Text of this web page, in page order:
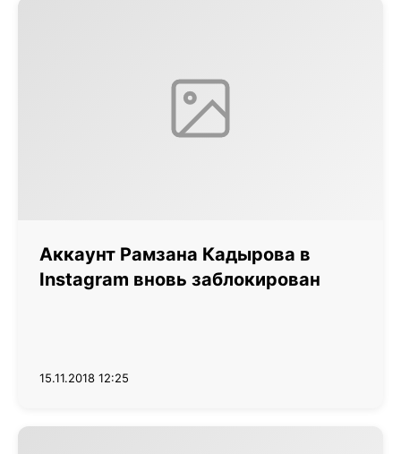
Аккаунт Рамзана Кадырова в
Instagram вновь заблокирован
15.11.2018 12:25